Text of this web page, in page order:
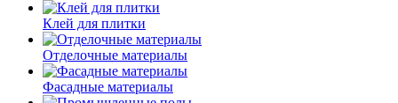
Клей для плитки
Отделочные материалы
Фасадные материалы